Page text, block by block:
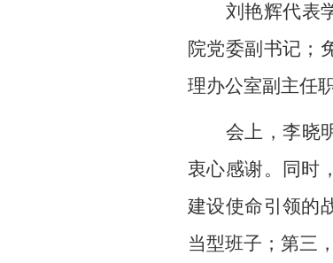
刘艳辉代表
院党委副书记；
理办公室副主任职
会上，李晓
衷心感谢。同时
建设使命引领的
当型班子；第三